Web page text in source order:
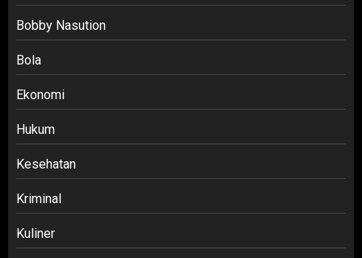
Bobby Nasution
Bola
Ekonomi
Hukum
Kesehatan
Kriminal
Kuliner